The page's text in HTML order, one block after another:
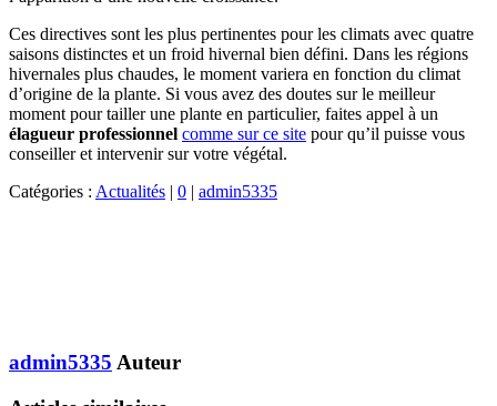
Ces directives sont les plus pertinentes pour les climats avec quatre
saisons distinctes et un froid hivernal bien défini. Dans les régions
hivernales plus chaudes, le moment variera en fonction du climat
d’origine de la plante. Si vous avez des doutes sur le meilleur
moment pour tailler une plante en particulier, faites appel à un
élagueur professionnel comme sur ce site pour qu’il puisse vous
conseiller et intervenir sur votre végétal.
Catégories : Actualités | 0 | admin5335
admin5335 Auteur